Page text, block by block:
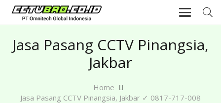
Jasa Pasang CCTV Pinangsia,
Jakbar
Home
Jasa Pasang CCTV Pinangsia, Jakbar ✓ 0817-717-008